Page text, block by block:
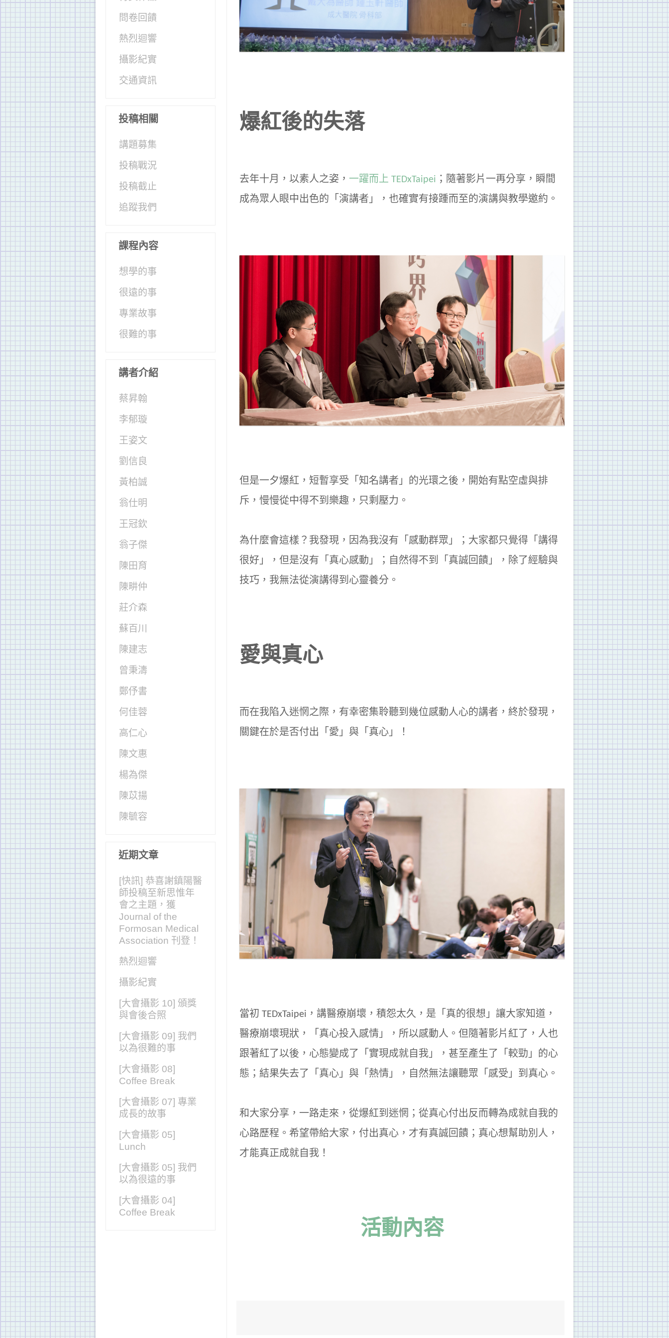
爆紅後的失落
去年十月，以素人之姿， 一躍而上 TEDxTaipei ；隨著影片一再分享，瞬間
成為眾人眼中出色的「演講者」，也確實有接踵而至的演講與教學邀約。
但是一夕爆紅，短暫享受「知名講者」的光環之後，開始有點空虛與排
斥，慢慢從中得不到樂趣，只剩壓力。
為什麼會這樣？我發現，因為我沒有「感動群眾」；大家都只覺得「講得
很好」，但是沒有「真心感動」；自然得不到「真誠回饋」，除了經驗與
技巧，我無法從演講得到心靈養分。
愛與真心
而在我陷入迷惘之際，有幸密集聆聽到幾位感動人心的講者，終於發現，
關鍵在於是否付出「愛」與「真心」！
當初 TEDxTaipei，講醫療崩壞，積怨太久，是「真的很想」讓大家知道，
醫療崩壞現狀，「真心投入感情」，所以感動人。但隨著影片紅了，人也
跟著紅了以後，心態變成了「實現成就自我」，甚至產生了「較勁」的心
態；結果失去了「真心」與「熱情」，自然無法讓聽眾「感受」到真心。
和大家分享，一路走來，從爆紅到迷惘；從真心付出反而轉為成就自我的
心路歷程。希望帶給大家，付出真心，才有真誠回饋；真心想幫助別人，
才能真正成就自我！
活動內容
問卷回饋
熱烈迴響
攝影紀實
交通資訊
投稿相關
講題募集
投稿戰況
投稿截止
追蹤我們
課程內容
想學的事
很遠的事
專業故事
很難的事
講者介紹
蔡昇翰
李郁璇
王姿文
劉信良
黃柏誠
翁仕明
王冠欽
翁子傑
陳田育
陳畊仲
莊介森
蘇百川
陳建志
曾秉濤
鄭伃書
何佳蓉
高仁心
陳文惠
楊為傑
陳苡揚
陳毓容
近期文章
[快訊] 恭喜謝鎮陽醫
師投稿至新思惟年
會之主題，獲
Journal of the
Formosan Medical
Association 刊登！
熱烈迴響
攝影紀實
[大會攝影 10] 頒獎
與會後合照
[大會攝影 09] 我們
以為很難的事
[大會攝影 08]
Coffee Break
[大會攝影 07] 專業
成長的故事
[大會攝影 05]
Lunch
[大會攝影 05] 我們
以為很遠的事
[大會攝影 04]
Coffee Break